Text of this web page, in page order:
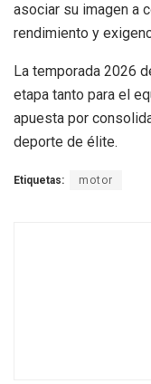
asociar su imagen a
rendimiento y
La temporada 2026
etapa tanto para el
apuesta por
deporte de élite.
Etiquetas: motor